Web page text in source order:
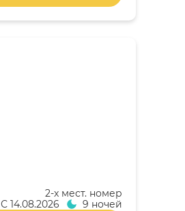
2-x мест. номер
С 14.08.2026 9 ночей